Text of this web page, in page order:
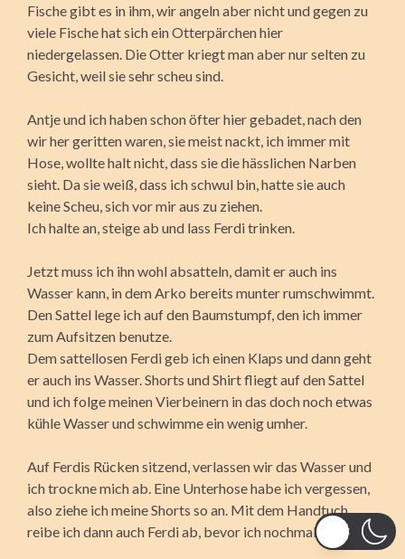
Fische gibt es in ihm, wir angeln aber nicht und gegen zu
viele Fische hat sich ein Otterpärchen hier
niedergelassen. Die Otter kriegt man aber nur selten zu
Gesicht, weil sie sehr scheu sind.
Antje und ich haben schon öfter hier gebadet, nach den
wir her geritten waren, sie meist nackt, ich immer mit
Hose, wollte halt nicht, dass sie die hässlichen Narben
sieht. Da sie weiß, dass ich schwul bin, hatte sie auch
keine Scheu, sich vor mir aus zu ziehen.
Ich halte an, steige ab und lass Ferdi trinken.
Jetzt muss ich ihn wohl absatteln, damit er auch ins
Wasser kann, in dem Arko bereits munter rumschwimmt.
Den Sattel lege ich auf den Baumstumpf, den ich immer
zum Aufsitzen benutze.
Dem sattellosen Ferdi geb ich einen Klaps und dann geht
er auch ins Wasser. Shorts und Shirt fliegt auf den Sattel
und ich folge meinen Vierbeinern in das doch noch etwas
kühle Wasser und schwimme ein wenig umher.
Auf Ferdis Rücken sitzend, verlassen wir das Wasser und
ich trockne mich ab. Eine Unterhose habe ich vergessen,
also ziehe ich meine Shorts so an. Mit dem Handtuch
reibe ich dann auch Ferdi ab, bevor ich nochmal aufsattel.